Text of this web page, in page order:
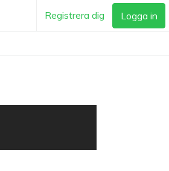
Registrera dig Logga in